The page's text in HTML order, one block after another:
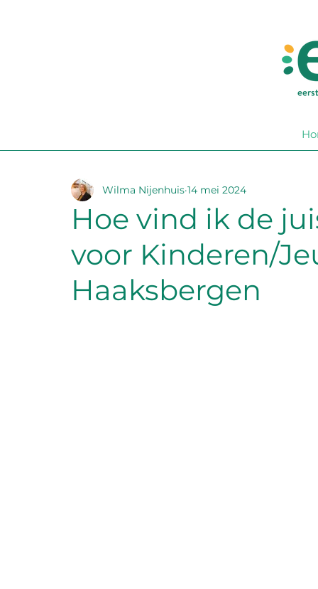
Hoe vind ik de
voor Kinderen/
Haaksbergen
Wilma Nijenhuis 14 mei 2024